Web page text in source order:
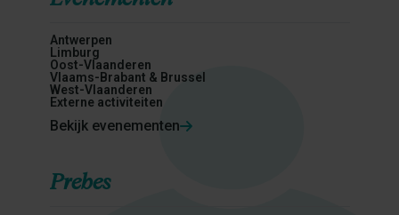
Antwerpen
Limburg
Oost-Vlaanderen
Vlaams-Brabant & Brussel
West-Vlaanderen
Externe activiteiten
Bekijk evenementen
Prebes